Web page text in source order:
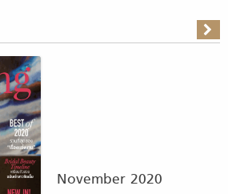
November 2020